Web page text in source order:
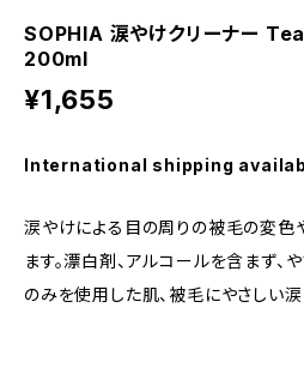
SOPHIA 涙やけクリーナー
200ml
¥1,655
International shipping
涙やけによる目の周りの被毛の変色
ます。漂白剤、アルコールを含まず
のみを使用した肌、被毛にやさしい涙